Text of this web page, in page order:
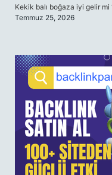
Kekik balı boğaza iyi gelir mi
Temmuz 25, 2026